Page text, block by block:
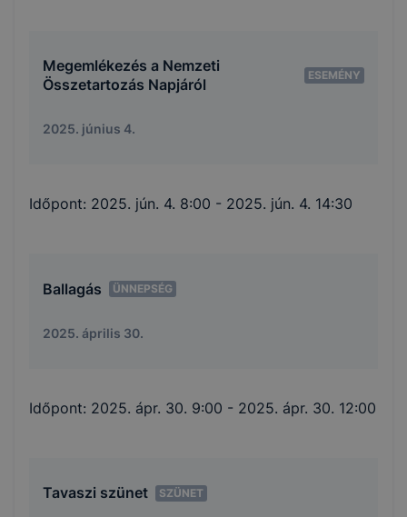
Megemlékezés a Nemzeti
Összetartozás Napjáról
ESEMÉNY
2025. június 4.
Időpont: 2025. jún. 4. 8:00 - 2025. jún. 4. 14:30
Ballagás ÜNNEPSÉG
2025. április 30.
Időpont: 2025. ápr. 30. 9:00 - 2025. ápr. 30. 12:00
Tavaszi szünet SZÜNET